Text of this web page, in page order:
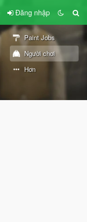
Đăng nhập
Paint Jobs
Người chơi
Hơn